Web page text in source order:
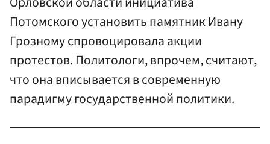
Потомского установить памятник Ивану
Грозному спровоцировала акции
протестов. Политологи, впрочем, считают,
что она вписывается в современную
парадигму государственной политики.